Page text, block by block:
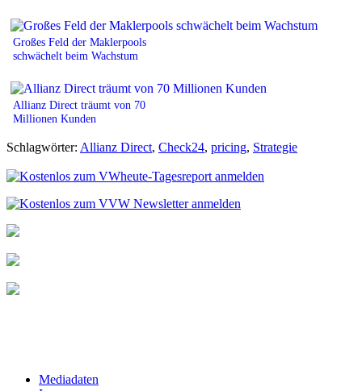
Großes Feld der Maklerpools
schwächelt beim Wachstum
Allianz Direct träumt von 70
Millionen Kunden
Schlagwörter: Allianz Direct, Check24, pricing, Strategie
Mediadaten